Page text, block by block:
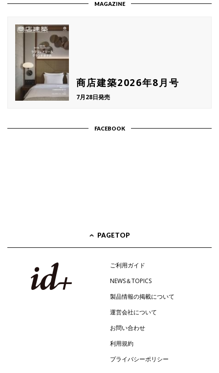
MAGAZINE
商店建築2026年8月号
7月28日発売
FACEBOOK
PAGETOP
ご利用ガイド
NEWS＆TOPICS
製品情報の掲載について
運営会社について
お問い合わせ
利用規約
プライバシーポリシー